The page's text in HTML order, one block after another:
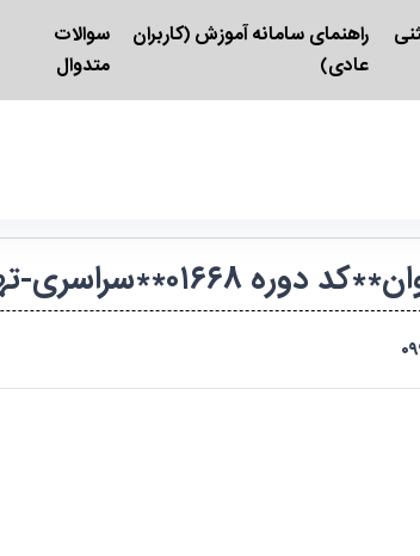
راهنمای سامانه آموزش (کاربران
عادی)
سوالات
متدوال
بانوان-حضوری